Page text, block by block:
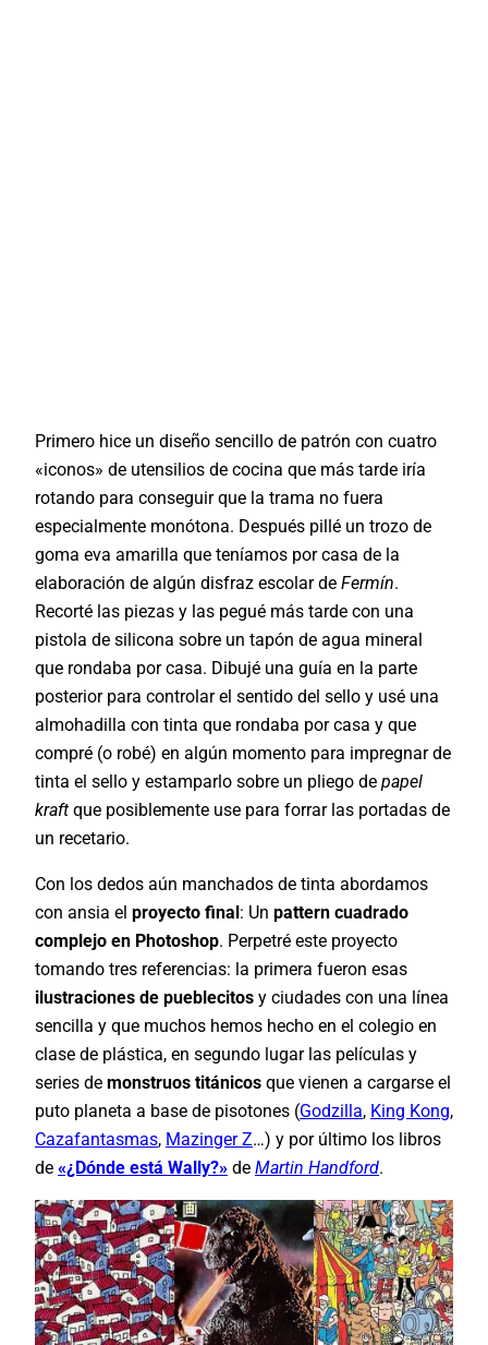
Primero hice un diseño sencillo de patrón con cuatro
«iconos» de utensilios de cocina que más tarde iría
rotando para conseguir que la trama no fuera
especialmente monótona. Después pillé un trozo de
goma eva amarilla que teníamos por casa de la
elaboración de algún disfraz escolar de Fermín.
Recorté las piezas y las pegué más tarde con una
pistola de silicona sobre un tapón de agua mineral
que rondaba por casa. Dibujé una guía en la parte
posterior para controlar el sentido del sello y usé una
almohadilla con tinta que rondaba por casa y que
compré (o robé) en algún momento para impregnar de
tinta el sello y estamparlo sobre un pliego de papel
kraft que posiblemente use para forrar las portadas de
un recetario.
Con los dedos aún manchados de tinta abordamos
con ansia el proyecto final: Un pattern cuadrado
complejo en Photoshop. Perpetré este proyecto
tomando tres referencias: la primera fueron esas
ilustraciones de pueblecitos y ciudades con una línea
sencilla y que muchos hemos hecho en el colegio en
clase de plástica, en segundo lugar las películas y
series de monstruos titánicos que vienen a cargarse el
puto planeta a base de pisotones (Godzilla, King Kong,
Cazafantasmas, Mazinger Z…) y por último los libros
de «¿Dónde está Wally?» de Martin Handford.